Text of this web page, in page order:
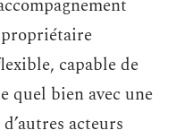
capable de
quel bien avec une
acteurs